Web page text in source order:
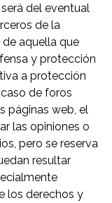
del eventual
de la
aquella que
y protección
a protección
de foros
páginas web, el
las opiniones o
pero se reserva
resultar
los derechos y